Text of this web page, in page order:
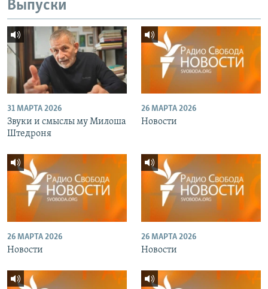
Выпуски
31 МАРТА 2026
Звуки и смыслы му Милоша
Штедроня
26 МАРТА 2026
Новости
26 МАРТА 2026
Новости
26 МАРТА 2026
Новости